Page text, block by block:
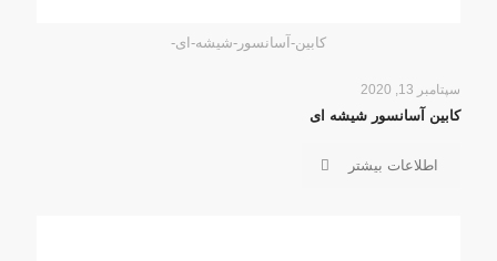
کابین-آسانسور-شیشه-ای-
سپتامبر 13, 2020
کابین آسانسور شیشه ای
اطلاعات بیشتر